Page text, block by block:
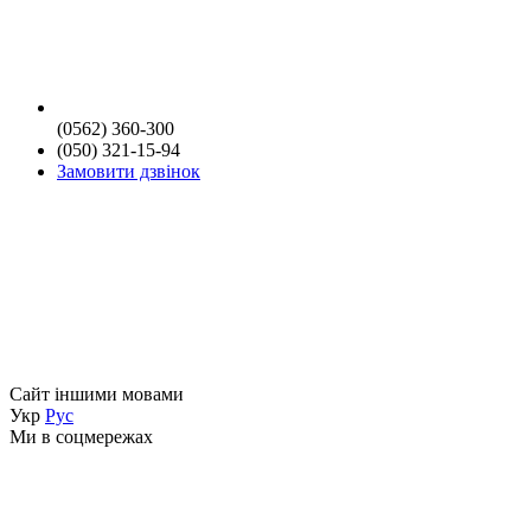
(0562) 360-300
(050) 321-15-94
Замовити дзвінок
Сайт іншими мовами
Укр Рус
Ми в соцмережах